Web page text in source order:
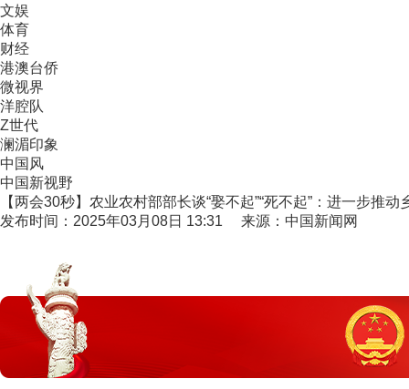
文娱
体育
财经
港澳台侨
微视界
洋腔队
Z世代
澜湄印象
中国风
中国新视野
【两会30秒】农业农村部部长谈“娶不起”“死不起”：进一步推动
发布时间：2025年03月08日 13:31 来源：中国新闻网